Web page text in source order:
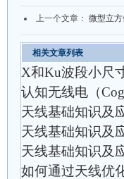
上一个文章： 微型立
相关文章列表
X和Ku波段小尺
认知无线电（
天线基础知识及
天线基础知识及
天线基础知识及
如何通过天线优